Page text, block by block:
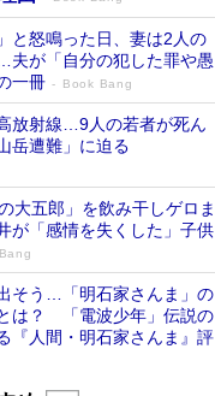
と怒鳴った日、妻は2人の
夫が「自分の犯した罪や愚
一冊
Book Bang
放射線…9人の若者が死ん
岳遭難」に迫る
大五郎」を飲み干しゲロま
が「感情を失くした」子供
そう…「明石家さんま」の
は？ 「電波少年」伝説の
『人間・明石家さんま』評